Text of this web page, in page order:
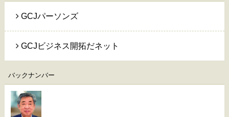
GCJパーソンズ
GCJビジネス開拓だネット
バックナンバー